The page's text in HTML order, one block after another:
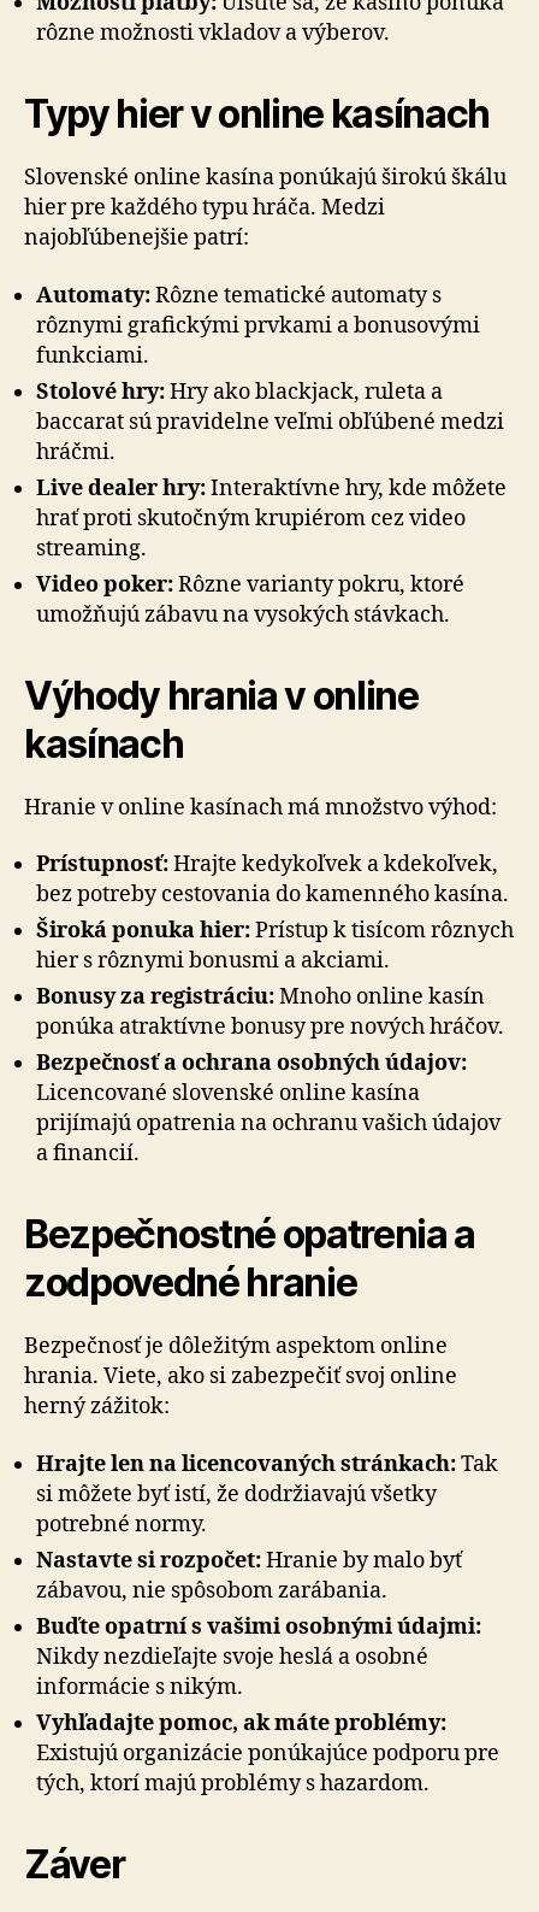
rôzne možnosti vkladov a výberov.
Typy hier v online kasínach
Slovenské online kasína ponúkajú širokú škálu
hier pre každého typu hráča. Medzi
najobľúbenejšie patrí:
Automaty:Rôzne tematické automaty s
rôznymi grafickými prvkami a bonusovými
funkciami.
Stolové hry:Hry ako blackjack, ruleta a
baccarat sú pravidelne veľmi obľúbené medzi
hráčmi.
Live dealer hry:Interaktívne hry, kde môžete
hrať proti skutočným krupiérom cez video
streaming.
Video poker:Rôzne varianty pokru, ktoré
umožňujú zábavu na vysokých stávkach.
Výhody hrania v online
kasínach
Hranie v online kasínach má množstvo výhod:
Prístupnosť:Hrajte kedykoľvek a kdekoľvek,
bez potreby cestovania do kamenného kasína.
Široká ponuka hier:Prístup k tisícom rôznych
hier s rôznymi bonusmi a akciami.
Bonusy za registráciu:Mnoho online kasín
ponúka atraktívne bonusy pre nových hráčov.
Bezpečnosť a ochrana osobných údajov:
Licencované slovenské online kasína
prijímajú opatrenia na ochranu vašich údajov
a financií.
Bezpečnostné opatrenia a
zodpovedné hranie
Bezpečnosť je dôležitým aspektom online
hrania. Viete, ako si zabezpečiť svoj online
herný zážitok:
Hrajte len na licencovaných stránkach:Tak
si môžete byť istí, že dodržiavajú všetky
potrebné normy.
Nastavte si rozpočet:Hranie by malo byť
zábavou, nie spôsobom zarábania.
Buďte opatrní s vašimi osobnými údajmi:
Nikdy nezdieľajte svoje heslá a osobné
informácie s nikým.
Vyhľadajte pomoc, ak máte problémy:
Existujú organizácie ponúkajúce podporu pre
tých, ktorí majú problémy s hazardom.
Záver